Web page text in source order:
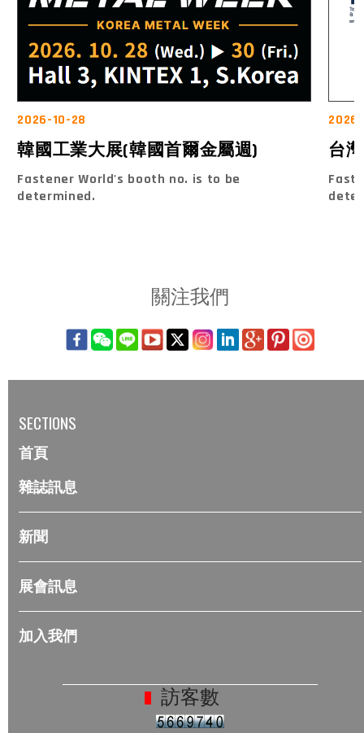
2026-10-28
韓國工業大展(韓國首爾金屬週)
Fastener World's booth no. is to be
determined.
台
關注我們
SECTIONS
首頁
雜誌訊息
新聞
展會訊息
加入我們
訪客數